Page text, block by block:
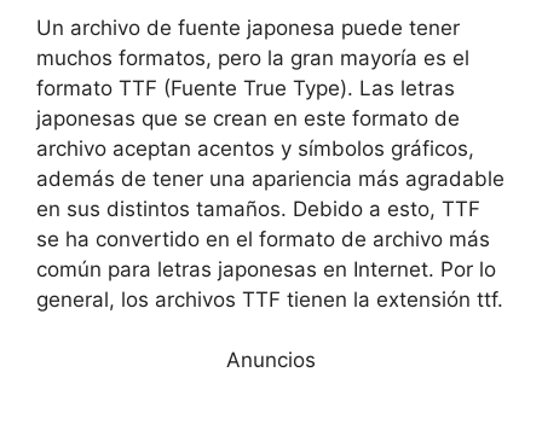
t r
Un archivo de fuente japonesa puede tener
muchos formatos, pero la gran mayoría es el
formato TTF (Fuente True Type). Las letras
japonesas que se crean en este formato de
archivo aceptan acentos y símbolos gráficos,
además de tener una apariencia más agradable
en sus distintos tamaños. Debido a esto, TTF
se ha convertido en el formato de archivo más
común para letras japonesas en Internet. Por lo
general, los archivos TTF tienen la extensión ttf.
Anuncios